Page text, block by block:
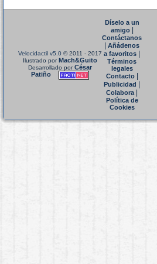
Velocidactil v5.0 © 2011 - 2017
Ilustrado porMach&Guito
Desarrollado porCésar
Patiño
Díselo a un
amigo|
Contáctanos
Añádenos
a favoritos
Términos
legales
Contacto|
Publicidad
Colabora|
Política de
Cookies